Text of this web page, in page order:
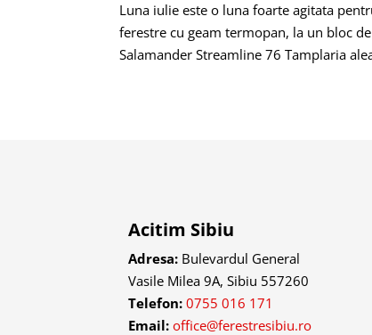
Luna iulie este o luna foarte agitata
ferestre cu geam termopan, la un bloc
Salamander Streamline 76 Tamplaria
Acitim Sibiu
Adresa: Bulevardul General
Vasile Milea 9A, Sibiu 557260
Telefon: 0755 016 171
Email: office@ferestresibiu.ro